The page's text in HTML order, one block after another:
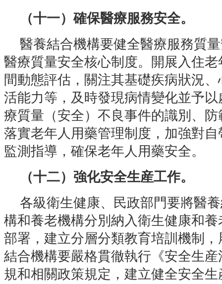
（十一）確保醫療服務安全。
醫養結合機構要健全醫療服務質
醫療質量安全核心制度。開展入住
間動態評估，關注其基礎疾病狀況
活能力等，及時發現病情變化並予
療質量（安全）不良事件的識別、
落實老年人用藥管理制度，加強對
監測指導，確保老年人用藥安全。
（十二）強化安全生産工作。
各級衛生健康、民政部門要將醫
構和養老機構分別納入衛生健康和
部署，建立分層分類教育培訓機制
結合機構要嚴格貫徹執行《安全生
規和相關政策規定，建立健全安全